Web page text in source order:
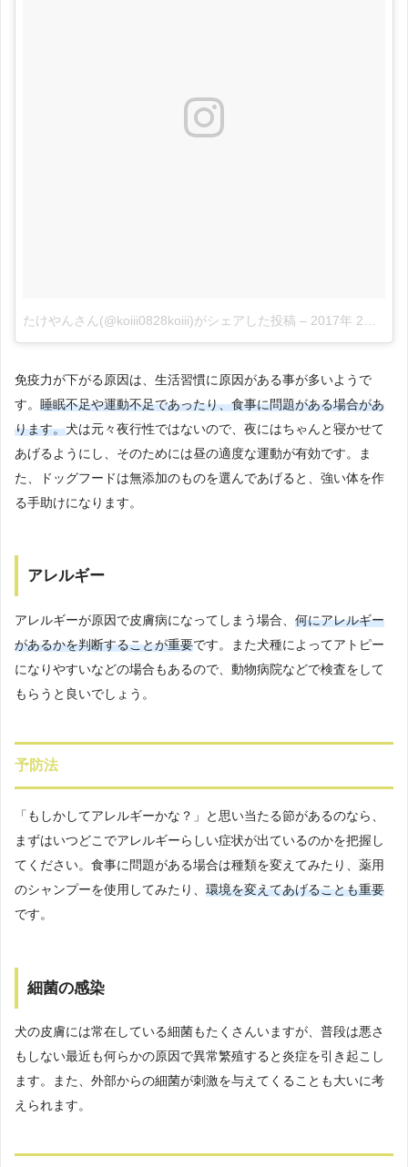
たけやんさん(@koiii0828koiii)がシェアした投稿 – 2017年 2月月25日午前1時41分PST
免疫力が下がる原因は、生活習慣に原因がある事が多いようで
す。 睡眠不足や運動不足であったり、食事に問題がある場合があ
ります。犬は元々夜行性ではないので、夜にはちゃんと寝かせて
あげるようにし、そのためには昼の適度な運動が有効です。ま
た、ドッグフードは無添加のものを選んであげると、強い体を作
る手助けになります。
アレルギー
アレルギーが原因で皮膚病になってしまう場合、 何にアレルギー
があるかを判断することが重要です。また犬種によってアトピー
になりやすいなどの場合もあるので、動物病院などで検査をして
もらうと良いでしょう。
予防法
「もしかしてアレルギーかな？」と思い当たる節があるのなら、
まずはいつどこでアレルギーらしい症状が出ているのかを把握し
てください。食事に問題がある場合は種類を変えてみたり、薬用
のシャンプーを使用してみたり、 環境を変えてあげることも重要
です。
細菌の感染
犬の皮膚には常在している細菌もたくさんいますが、普段は悪さ
もしない最近も何らかの原因で異常繁殖すると炎症を引き起こし
ます。また、外部からの細菌が刺激を与えてくることも大いに考
えられます。